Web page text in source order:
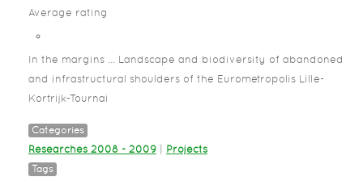
Average rating
In the margins ... Landscape and biodiversity of abandoned
and infrastructural shoulders of the Eurometropolis Lille-
Kortrijk-Tournai
Categories
Researches 2008 - 2009 Projects
Tags